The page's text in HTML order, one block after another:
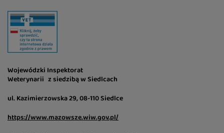
Wojewódzki Inspektorat
Weterynarii z siedzibą w Siedlcach
ul. Kazimierzowska 29, 08-110 Siedlce
https://www.mazowsze.wiw.gov.pl/